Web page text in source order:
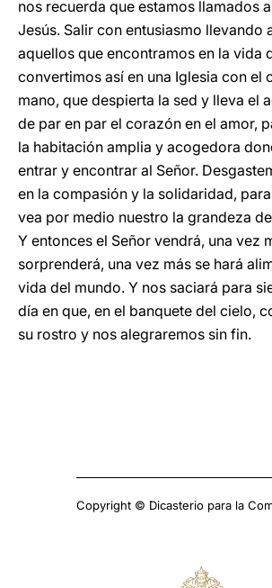
nos recuerda que estamos llamados
Jesús. Salir con entusiasmo llevando
aquellos que encontramos en la vida
convertimos así en una Iglesia con el
mano, que despierta la sed y lleva el
de par en par el corazón en el amor,
la habitación amplia y acogedora
entrar y encontrar al Señor.
en la compasión y la solidaridad,
vea por medio nuestro la grandeza
Y entonces el Señor vendrá, una vez
sorprenderá, una vez más se hará
vida del mundo. Y nos saciará para
día en que, en el banquete del cielo,
su rostro y nos alegraremos sin fin.
Copyright © Dicasterio para la